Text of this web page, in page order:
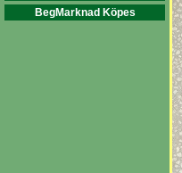
BegMarknad Köpes